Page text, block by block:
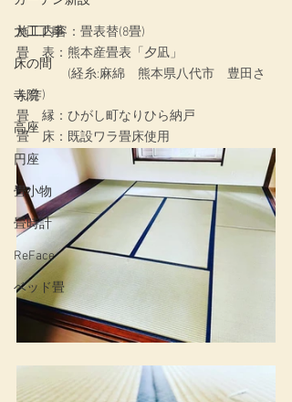
大工工事
床の間
寺院
高座
円座
畳小物
畳時計
ReFace
ベッド畳
施工内容： 畳表替(8畳)
畳　表：熊本産畳表「夕凪」
(経糸:麻綿　熊本県八代市　豊田さ
ん作)
畳　縁：ひがし町なりひら納戸
畳　床：既設ワラ畳床使用